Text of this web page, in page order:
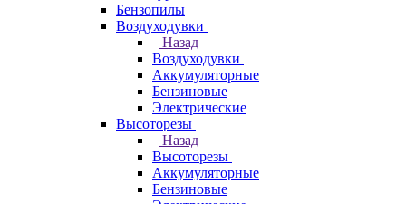
Бензопилы
Воздуходувки
Назад
Воздуходувки
Аккумуляторные
Бензиновые
Электрические
Высоторезы
Назад
Высоторезы
Аккумуляторные
Бензиновые